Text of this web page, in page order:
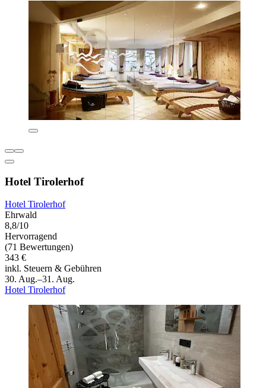
Hotel Tirolerhof
Hotel Tirolerhof
Ehrwald
8,8/10
Hervorragend
(71 Bewertungen)
343 €
inkl. Steuern & Gebühren
30. Aug.–31. Aug.
Hotel Tirolerhof